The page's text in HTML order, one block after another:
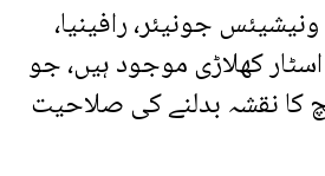
جونیئر، رافینیا،
کھلاڑی موجود ہیں، جو
نقشہ بدلنے کی صلاحیت